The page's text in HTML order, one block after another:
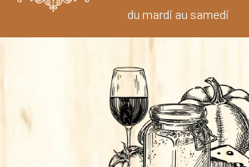
du mardi au samedi